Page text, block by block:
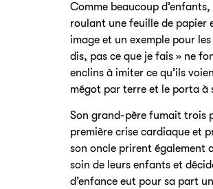
Comme beaucoup
roulant une feuille de papier
image et un exemple pour
dis, pas ce que je fais » ne
enclins à imiter ce qu’ils
mégot par terre et le porta à
Son grand-père fumait trois
première crise cardiaque et
son oncle prirent également
soin de leurs enfants et
d’enfance eut pour sa part